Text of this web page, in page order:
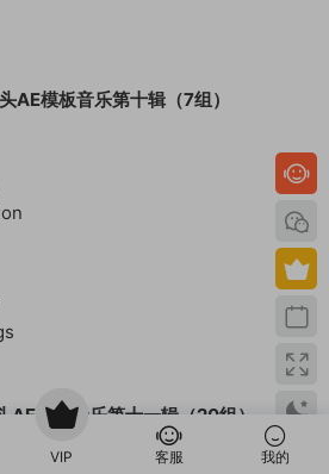
AE模板音乐第十辑（7组）
AE模板音乐第十一辑（20组）
VIP 客服 我的